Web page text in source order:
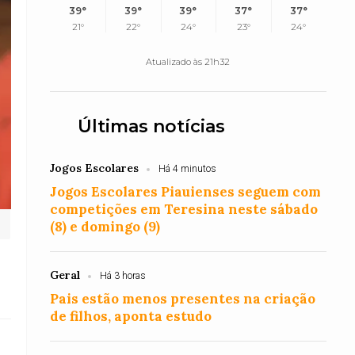
39°
21°
39°
22°
39°
24°
37°
23°
37°
24°
Atualizado às 21h32
Últimas notícias
Jogos Escolares Há 4 minutos
Jogos Escolares Piauienses seguem com
competições em Teresina neste sábado
(8) e domingo (9)
Geral Há 3 horas
Pais estão menos presentes na criação
de filhos, aponta estudo